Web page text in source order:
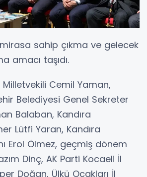
sahip çıkma ve gelecek
amacı taşıdı.
Cemil Yaman,
Belediyesi Genel Sekreter
Balaban, Kandıra
Lütfi Yaran, Kandıra
Erol Ölmez, geçmiş dönem
Dinç, AK Parti Kocaeli İl
Doğan, Ülkü Ocakları İl